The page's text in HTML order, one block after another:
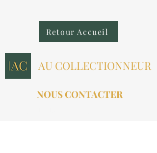
Retour Accueil
AU COLLECTIONNEUR
NOUS CONTACTER